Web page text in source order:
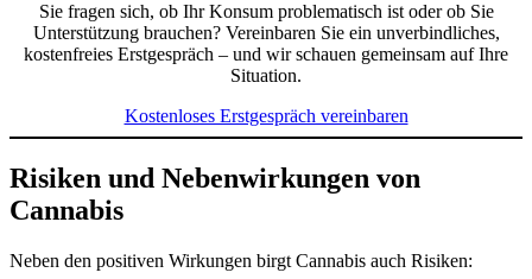
Sie fragen sich, ob Ihr Konsum problematisch ist oder ob Sie
Unterstützung brauchen? Vereinbaren Sie ein unverbindliches,
kostenfreies Erstgespräch – und wir schauen gemeinsam auf Ihre
Situation.
Kostenloses Erstgespräch vereinbaren
Risiken und Nebenwirkungen von
Cannabis
Neben den positiven Wirkungen birgt Cannabis auch Risiken: